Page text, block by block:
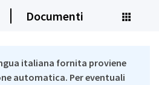
Documenti
italiana fornita proviene
automatica. Per eventuali